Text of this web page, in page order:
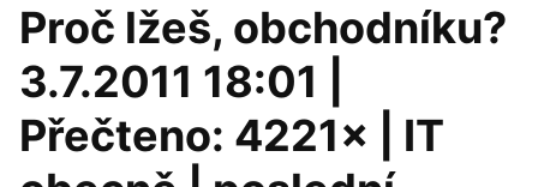
Proč lžeš, obchodníku?
3.7.2011 18:01 |
Přečteno: 4221× | IT